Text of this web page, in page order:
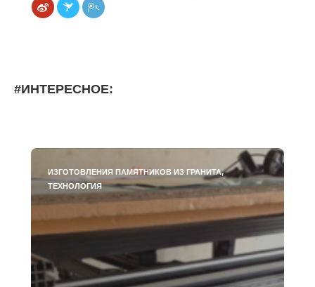
#ИНТЕРЕСНОЕ:
ИЗГОТОВЛЕНИЯ ПАМЯТНИКОВ ИЗ ГРАНИТА,
ТЕХНОЛОГИЯ